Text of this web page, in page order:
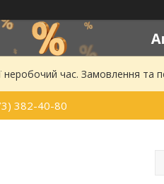
неробочий час. Замовлення та
382-40-80